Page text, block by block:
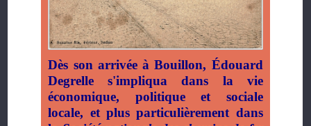
Dès son arrivée à Bouillon, Édouard
Degrelle s'impliqua dans la vie
économique, politique et sociale
locale, et plus particulièrement dans